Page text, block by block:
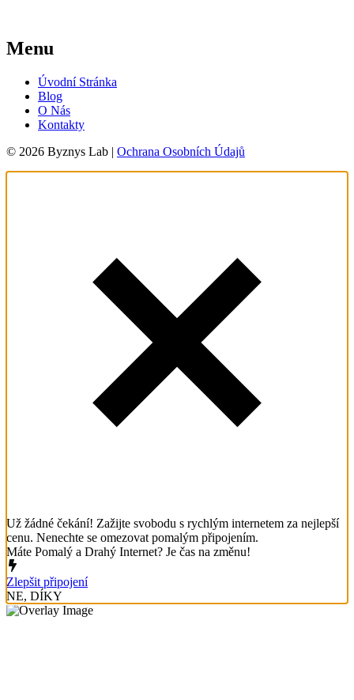
Menu
Úvodní Stránka
Blog
O Nás
Kontakty
© 2026 Byznys Lab | Ochrana Osobních Údajů
Už žádné čekání! Zažijte svobodu s rychlým internetem za nejlepší
cenu. Nenechte se omezovat pomalým připojením.
Máte Pomalý a Drahý Internet? Je čas na změnu!
Zlepšit připojení
NE, DÍKY